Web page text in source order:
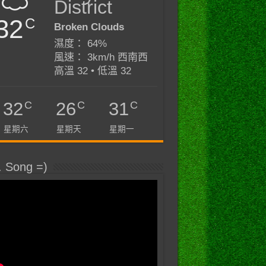
C
District
Broken Clouds
濕度： 64%
風速： 3km/h 西南西
高溫 32 • 低溫 32
32C
星期六
26C
星期天
31C
星期一
Song =)